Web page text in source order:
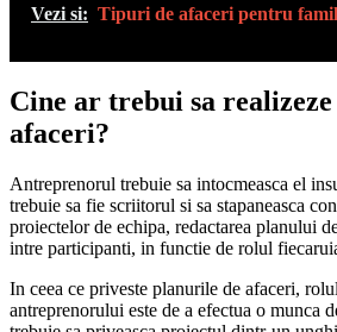
Vezi si: Tipuri de afaceri pentru
Cine ar trebui sa
afaceri?
Antreprenorul trebuie sa intocmeasca el
trebuie sa fie scriitorul si sa stapaneasca
proiectelor de echipa, redactarea planului
intre participanti, in functie de rolul
In ceea ce priveste planurile de afaceri,
antreprenorului este de a efectua o munca